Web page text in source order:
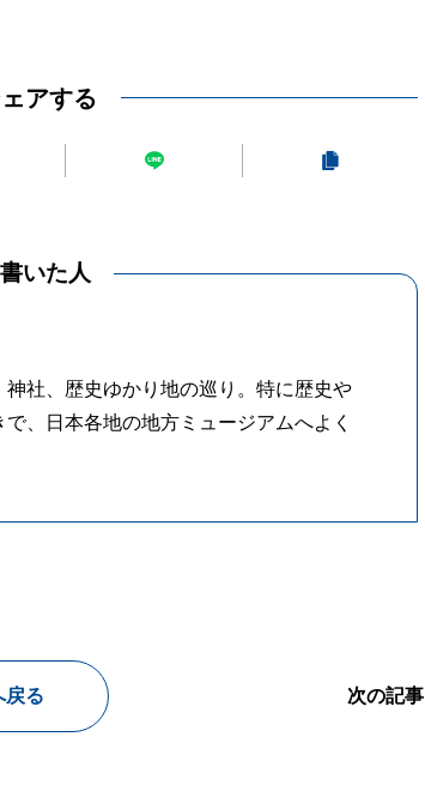
アする
いた人
社、歴史ゆかり地の巡り。特に歴史や
、日本各地の地方ミュージアムへよく
戻る 次の記事